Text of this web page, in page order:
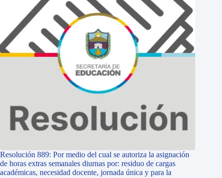
Resolución 889: Por medio del cual se autoriza la asignación
de horas extras semanales diurnas por: residuo de cargas
académicas, necesidad docente, jornada única y para la